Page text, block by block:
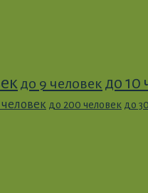
до 9 человек до 10
человек до 200 человек до